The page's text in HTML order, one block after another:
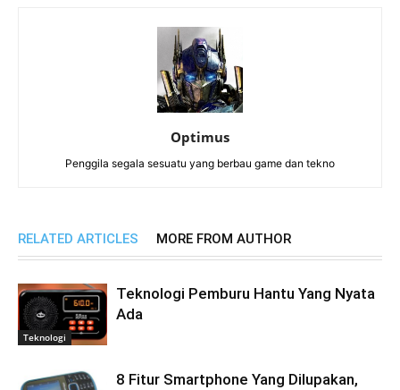
Optimus
Penggila segala sesuatu yang berbau game dan tekno
RELATED ARTICLES MORE FROM AUTHOR
Teknologi
Teknologi Pemburu Hantu Yang Nyata
Ada
8 Fitur Smartphone Yang Dilupakan,